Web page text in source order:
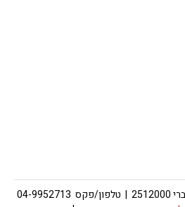
מרכז גוטסמן לתחריט, קיבוץ כברי 2512000 | טלפון/פקס 04-9952713